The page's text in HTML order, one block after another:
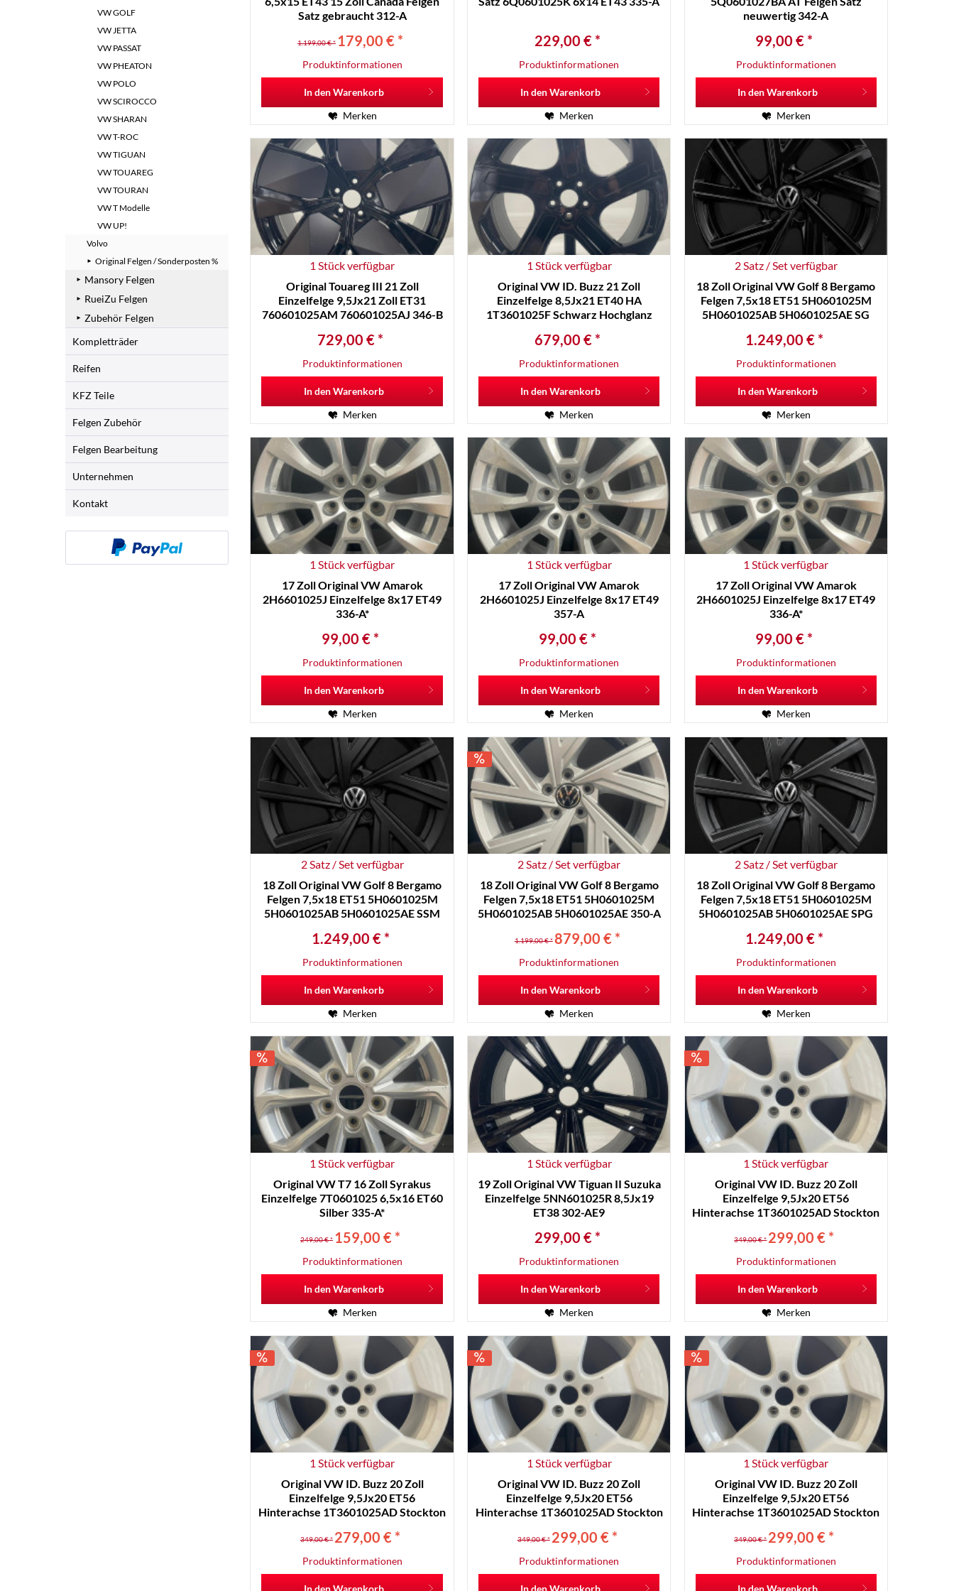
VW GOLF
VW JETTA
VW PASSAT
VW PHEATON
VW POLO
VW SCIROCCO
VW SHARAN
VW T-ROC
VW TIGUAN
VW TOUAREG
VW TOURAN
VW T Modelle
VW UP!
Volvo
Original Felgen / Sonderposten %
Mansory Felgen
RueiZu Felgen
Zubehör Felgen
Kompletträder
Reifen
KFZ Teile
Felgen Zubehör
Felgen Bearbeitung
Unternehmen
Kontakt
Satz gebraucht 312-A
1.199,00 € * 179,00 € *
Produktinformationen
In den Warenkorb
Merken
229,00 € *
Produktinformationen
In denWarenkorb
Merken
neuwertig 342-A
99,00 € *
Produktinformationen
In denWarenkorb
Merken
1 Stück verfügbar
Original Touareg III 21 Zoll
Einzelfelge 9,5Jx21 Zoll ET31
760601025AM 760601025AJ 346-B
729,00 € *
Produktinformationen
In den Warenkorb
Merken
1 Stück verfügbar
Original VW ID. Buzz 21 Zoll
Einzelfelge 8,5Jx21 ET40 HA
1T3601025F Schwarz Hochglanz
679,00 € *
Produktinformationen
In denWarenkorb
Merken
2 Satz / Set verfügbar
18 Zoll Original VW Golf 8 Bergamo
Felgen 7,5x18 ET51 5H0601025M
5H0601025AB 5H0601025AE SG
1.249,00 € *
Produktinformationen
In denWarenkorb
Merken
1 Stück verfügbar
17 Zoll Original VW Amarok
2H6601025J Einzelfelge 8x17 ET49
336-A*
99,00 € *
Produktinformationen
In den Warenkorb
Merken
1 Stück verfügbar
17 Zoll Original VW Amarok
2H6601025J Einzelfelge 8x17 ET49
357-A
99,00 € *
Produktinformationen
In denWarenkorb
Merken
1 Stück verfügbar
17 Zoll Original VW Amarok
2H6601025J Einzelfelge 8x17 ET49
336-A*
99,00 € *
Produktinformationen
In denWarenkorb
Merken
2 Satz / Set verfügbar
18 Zoll Original VW Golf 8 Bergamo
Felgen 7,5x18 ET51 5H0601025M
5H0601025AB 5H0601025AE SSM
1.249,00 € *
Produktinformationen
In den Warenkorb
Merken
2 Satz / Set verfügbar
18 Zoll Original VW Golf 8 Bergamo
Felgen 7,5x18 ET51 5H0601025M
5H0601025AB 5H0601025AE 350-A
1.199,00 € *879,00 € *
Produktinformationen
In denWarenkorb
Merken
2 Satz / Set verfügbar
18 Zoll Original VW Golf 8 Bergamo
Felgen 7,5x18 ET51 5H0601025M
5H0601025AB 5H0601025AE SPG
1.249,00 € *
Produktinformationen
In denWarenkorb
Merken
1 Stück verfügbar
Original VW T7 16 Zoll Syrakus
Einzelfelge 7T0601025 6,5x16 ET60
Silber 335-A*
249,00 € * 159,00 € *
Produktinformationen
In den Warenkorb
Merken
1 Stück verfügbar
19 Zoll Original VW Tiguan II Suzuka
Einzelfelge 5NN601025R 8,5Jx19
ET38 302-AE9
299,00 € *
Produktinformationen
In denWarenkorb
Merken
1 Stück verfügbar
Original VW ID. Buzz 20 Zoll
Einzelfelge 9,5Jx20 ET56
Hinterachse 1T3601025AD Stockton
349,00 € * 299,00 € *
Produktinformationen
In denWarenkorb
Merken
1 Stück verfügbar
Original VW ID. Buzz 20 Zoll
Einzelfelge 9,5Jx20 ET56
Hinterachse 1T3601025AD Stockton
349,00 € * 279,00 € *
Produktinformationen
In den Warenkorb
1 Stück verfügbar
Original VW ID. Buzz 20 Zoll
Einzelfelge 9,5Jx20 ET56
Hinterachse 1T3601025AD Stockton
349,00 € * 299,00 € *
Produktinformationen
In denWarenkorb
1 Stück verfügbar
Original VW ID. Buzz 20 Zoll
Einzelfelge 9,5Jx20 ET56
Hinterachse 1T3601025AD Stockton
349,00 € * 299,00 € *
Produktinformationen
In denWarenkorb